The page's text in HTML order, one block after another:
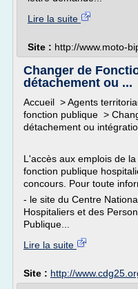
Lire la suite
Site : http://www.moto-
Changer de
détachement ou ...
Accueil > Agents
fonction publique >
détachement ou
L'accès aux emplois de
fonction publique
concours. Pour toute
- le site du Centre
Hospitaliers et des
Publique...
Lire la suite
Site : http://